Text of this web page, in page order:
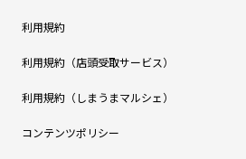
利用規約
利用規約（店頭受取サービス）
利用規約（しまうまマルシェ）
コンテンツポリシー